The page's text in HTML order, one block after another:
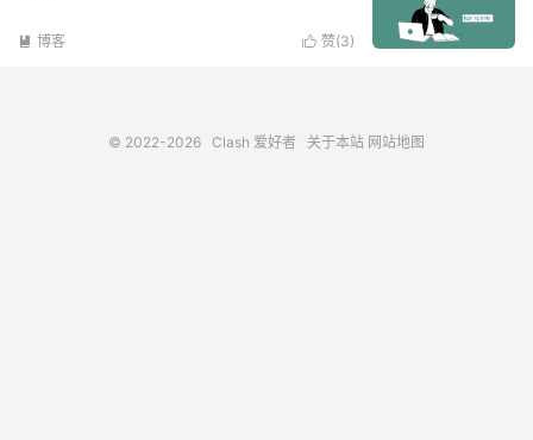
 赞(3)
 博客
© 2022-2026 Clash 爱好者 关于本站 网站地图